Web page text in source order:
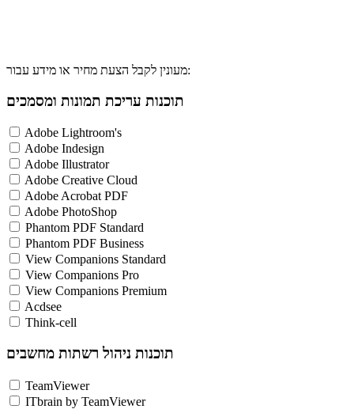
מעונין לקבל הצעת מחיר או מידע עבור:
תוכנות עריכת תמונות ומסמכים
Adobe Lightroom's
Adobe Indesign
Adobe Illustrator
Adobe Creative Cloud
Adobe Acrobat PDF
Adobe PhotoShop
Phantom PDF Standard
Phantom PDF Business
View Companions Standard
View Companions Pro
View Companions Premium
Acdsee
Think-cell
תוכנות ניהול רשתות מחשבים
TeamViewer
ITbrain by TeamViewer